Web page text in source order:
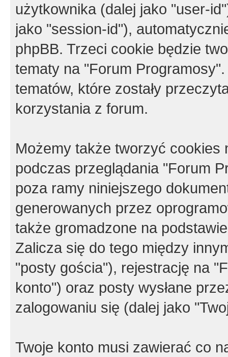
użytkownika (dalej jako "user-
jako "session-id"),
phpBB. Trzeci cookie będzie
tematy na "Forum
tematów, które zostały
korzystania z forum.
Możemy także tworzyć cookies
podczas przeglądania "Forum
poza ramy niniejszego
generowanych przez
także gromadzone na
Zalicza się do tego między
"posty gościa"), rejestrację na
konto") oraz posty wysłane
zalogowaniu się (dalej jako
Twoje konto musi zawierać co